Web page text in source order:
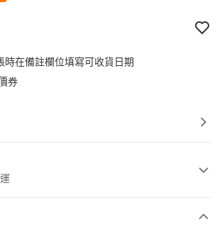
時在備註欄位填寫可收貨日期
券